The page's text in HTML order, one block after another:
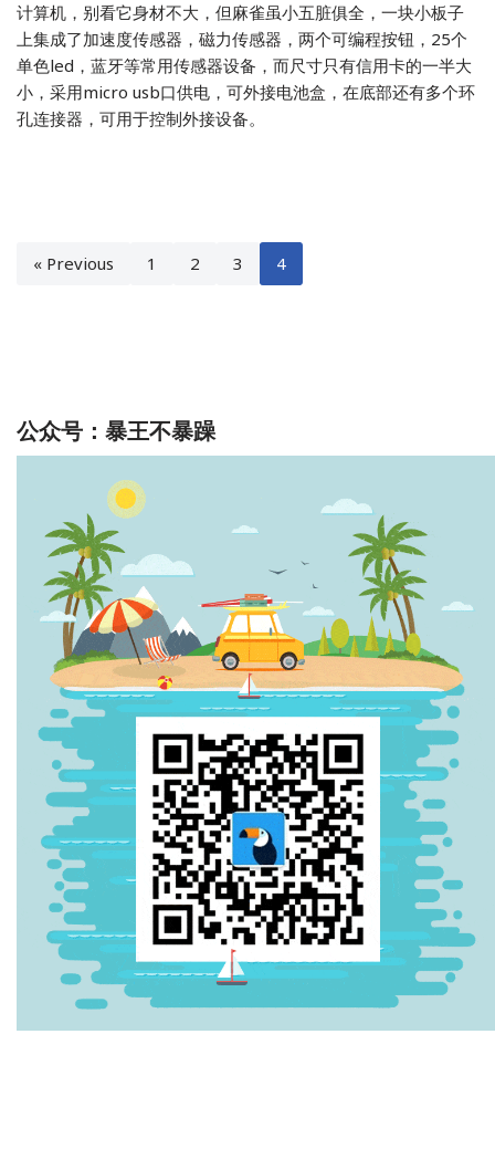
计算机，别看它身材不大，但麻雀虽小五脏俱全，一块小板子
上集成了加速度传感器，磁力传感器，两个可编程按钮，25个
单色led，蓝牙等常用传感器设备，而尺寸只有信用卡的一半大
小，采用micro usb口供电，可外接电池盒，在底部还有多个环
孔连接器，可用于控制外接设备。
« Previous 1 2 3 4
公众号：暴王不暴躁